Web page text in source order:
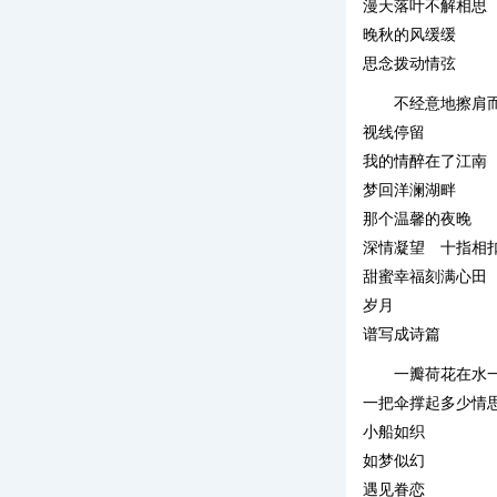
漫天落叶不解相思
晚秋的风缓缓
思念拨动情弦
不经意地擦肩
视线停留
我的情醉在了江南
梦回洋澜湖畔
那个温馨的夜晚
深情凝望 十指相
甜蜜幸福刻满心田
岁月
谱写成诗篇
一瓣荷花在水
一把伞撑起多少情
小船如织
如梦似幻
遇见眷恋